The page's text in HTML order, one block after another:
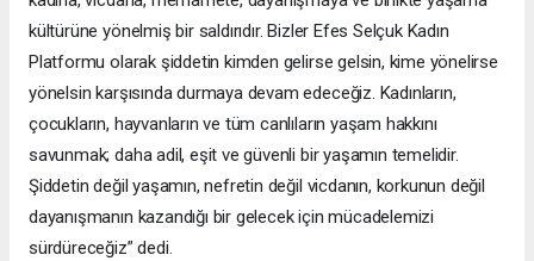
kültürüne yönelmiş bir saldırıdır. Bizler Efes Selçuk Kadın
Platformu olarak şiddetin kimden gelirse gelsin, kime yönelirse
yönelsin karşısında durmaya devam edeceğiz. Kadınların,
çocukların, hayvanların ve tüm canlıların yaşam hakkını
savunmak; daha adil, eşit ve güvenli bir yaşamın temelidir.
Şiddetin değil yaşamın, nefretin değil vicdanın, korkunun değil
dayanışmanın kazandığı bir gelecek için mücadelemizi
sürdüreceğiz” dedi.